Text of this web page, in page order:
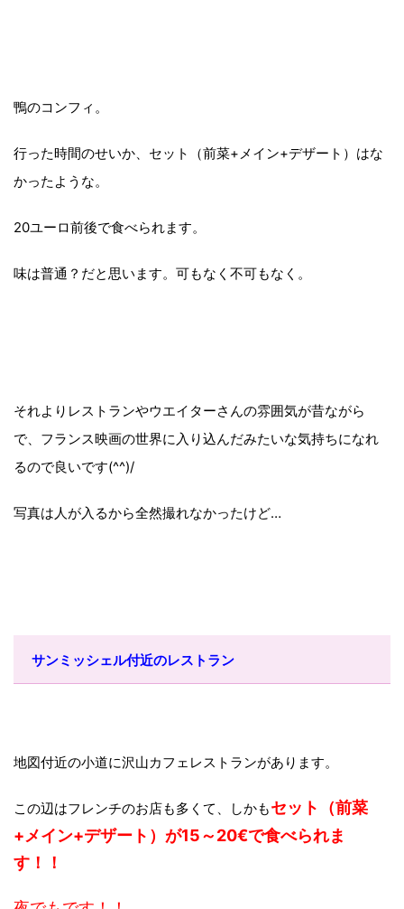
鴨のコンフィ。
行った時間のせいか、セット（前菜+メイン+デザート）はな
かったような。
20ユーロ前後で食べられます。
味は普通？だと思います。可もなく不可もなく。
それよりレストランやウエイターさんの雰囲気が昔ながら
で、フランス映画の世界に入り込んだみたいな気持ちになれ
るので良いです(^^)/
写真は人が入るから全然撮れなかったけど…
サンミッシェル付近のレストラン
地図付近の小道に沢山カフェレストランがあります。
この辺はフレンチのお店も多くて、しかもセット（前菜
+メイン+デザート）が15～20€で食べられま
す！！